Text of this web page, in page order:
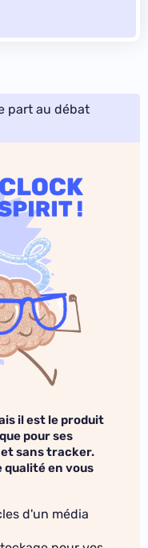
part au débat
il est le produit
pour ses
et sans tracker.
qualité en vous
d'un média